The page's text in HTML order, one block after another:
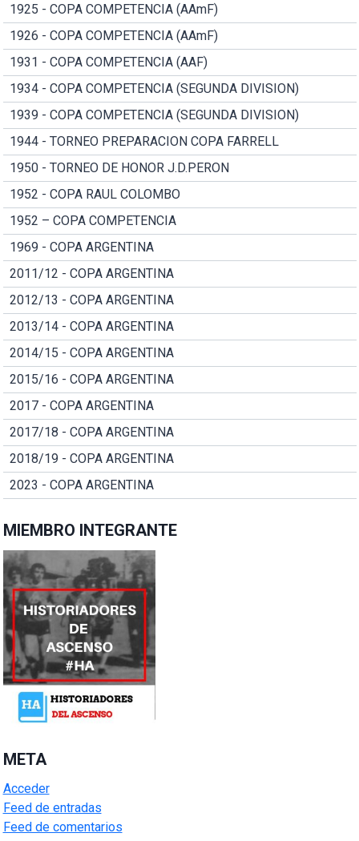
1925 - COPA COMPETENCIA (AAmF)
1926 - COPA COMPETENCIA (AAmF)
1931 - COPA COMPETENCIA (AAF)
1934 - COPA COMPETENCIA (SEGUNDA DIVISION)
1939 - COPA COMPETENCIA (SEGUNDA DIVISION)
1944 - TORNEO PREPARACION COPA FARRELL
1950 - TORNEO DE HONOR J.D.PERON
1952 - COPA RAUL COLOMBO
1952 – COPA COMPETENCIA
1969 - COPA ARGENTINA
2011/12 - COPA ARGENTINA
2012/13 - COPA ARGENTINA
2013/14 - COPA ARGENTINA
2014/15 - COPA ARGENTINA
2015/16 - COPA ARGENTINA
2017 - COPA ARGENTINA
2017/18 - COPA ARGENTINA
2018/19 - COPA ARGENTINA
2023 - COPA ARGENTINA
MIEMBRO INTEGRANTE
META
Acceder
Feed de entradas
Feed de comentarios